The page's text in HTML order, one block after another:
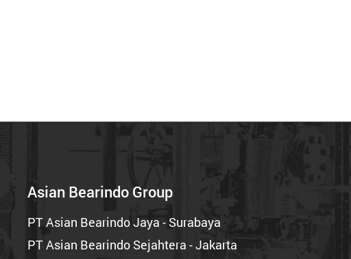
Asian Bearindo Group
PT Asian Bearindo Jaya - Surabaya
PT Asian Bearindo Sejahtera - Jakarta